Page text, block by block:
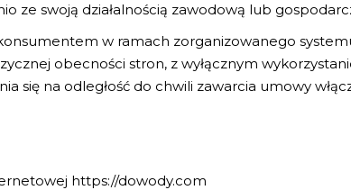
ze swoją działalnością zawodową lub
w ramach zorganizowanego
obecności stron, z wyłącznym
się na odległość do chwili zawarcia umowy
https://dowody.com